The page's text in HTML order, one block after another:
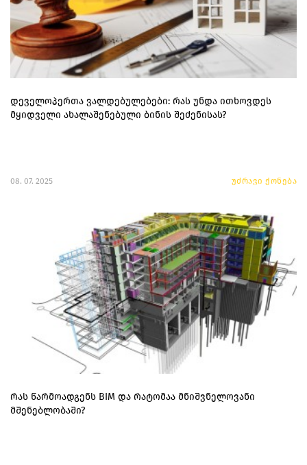
დეველოპერთა ვალდებულებები: რას უნდა ითხოვდეს
მყიდველი ახალაშენებული ბინის შეძენისას?
08. 07. 2025 უძრავი ქონება
რას წარმოადგენს BIM და რატომაა მნიშვნელოვანი
მშენებლობაში?